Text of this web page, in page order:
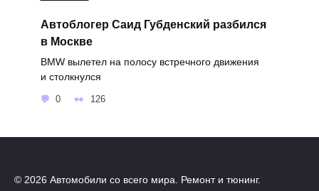
Автоблогер Саид Губденский разбился
в Москве
BMW вылетел на полосу встречного движения
и столкнулся
0 126
© 2026 Автомобили со всего мира. Ремонт и тюнинг.